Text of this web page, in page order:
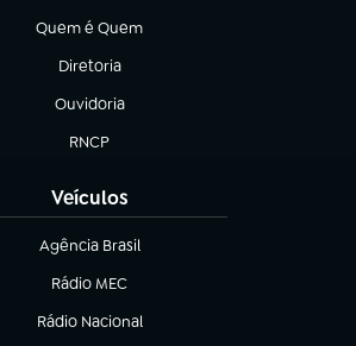
Quem é Quem
(abre em nova aba)
Diretoria
(abre em nova aba)
Ouvidoria
(abre em nova aba)
RNCP
(abre em nova aba)
Veículos
Agência Brasil
(abre em nova aba)
Rádio MEC
Rádio Nacional
(abre em nova aba)